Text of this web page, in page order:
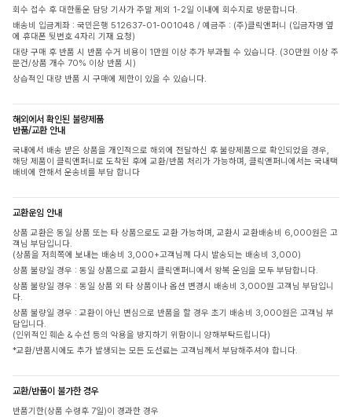
회수 접수 후 대한통운 담당 기사가 주말 제외 1-2일 이내에 회수지로 방문합니다.
배송비 입금계좌 : 국민은행 512637-01-001048 / 예금주 : (주)클릭앤퍼니 (입금자명 옆
에 휴대폰 뒷번호 4자리 기재 요청)
대량 구매 후 반품 시 반품 수거 비용이 1만원 이상 추가 부과될 수 있습니다. (30만원 이상 주
문건/상품 개수 70% 이상 반품 시)
상습적인 대량 반품 시 구매에 제한이 있을 수 있습니다.
해외에서 확인된 불량제품
반품/교환 안내
국내에서 배송 받은 상품을 개인적으로 해외에 전달하신 후 불량제품으로 확인되었을 경우,
해당 제품이 클릭앤퍼니로 도착된 후에 교환/반품 처리가 가능하며, 클릭앤퍼니에서는 국내택
배비에 한해서 운송비를 부담 합니다
교환운임 안내
상품 교환은 동일 상품 또는 타 상품으로도 교환 가능하며, 교환시 교환배송비 6,000원은 고
객님 부담입니다.
(상품을 저희쪽에 보내는 배송비 3,000+고객님께 다시 발송되는 배송비 3,000)
상품 불량일 경우 : 동일 상품으로 교환시 클릭앤퍼니에서 왕복 운임을 모두 부담합니다.
상품 불량일 경우 : 동일 상품 외 타 상품이나 옵션 변경시 배송비 3,000원 고객님 부담입니
다.
상품 불량일 경우 : 교환이 아닌 변심으로 반품을 할 경우 초기 배송비 3,000원은 고객님 부
담입니다.
(인위적인 훼손 & 수선 등의 악용을 방지하기 위함이니 양해부탁드립니다)
*교환/반품시에도 추가 발생되는 모든 도선료는 고객님께서 부담해주셔야 합니다.
교환/반품이 불가한 경우
반품기한(상품 수령후 7일)이 경과한 경우